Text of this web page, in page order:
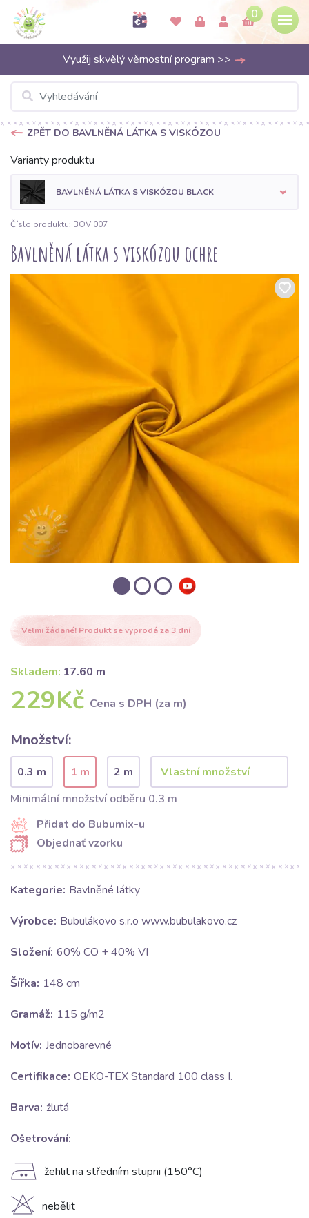
0
Využij skvělý věrnostní program >>
ZPĚT DO BAVLNĚNÁ LÁTKA S VISKÓZOU
Varianty produktu
BAVLNĚNÁ LÁTKA S VISKÓZOU BLACK
Číslo produktu: BOVI007
Bavlněná látka s viskózou ochre
Velmi žádané! Produkt se vyprodá za 3 dní
Skladem: 17.60 m
229Kč Cena s DPH (za m)
Množství:
0.3 m 1 m
2 m
Minimální množství odběru 0.3 m
Přidat do Bubumix-u
Objednať vzorku
Kategorie: Bavlněné látky
Výrobce: Bubulákovo s.r.o www.bubulakovo.cz
Složení: 60% CO + 40% VI
Šířka: 148 cm
Gramáž: 115 g/m2
Motív: Jednobarevné
Certifikace: OEKO-TEX Standard 100 class I.
Barva: žlutá
Ošetrování:
E žehlit na středním stupni (150°C)
H nebělit